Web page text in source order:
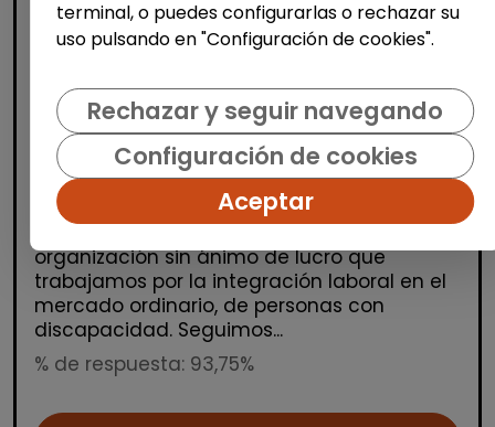
Técnico/a de selección - rrhh
(barcelona)
FUNDACIÓN GOODJOB|
España(Barcelona)
Fundación GoodJob somos una
organización sin ánimo de lucro que
trabajamos por la integración laboral en el
mercado ordinario, de personas con
discapacidad. Seguimos...
% de respuesta: 93,75%
terminal, o puedes configurarlas o rechazar su
uso pulsando en "Configuración de cookies".
Rechazar y seguir navegando
Configuración de cookies
Aceptar